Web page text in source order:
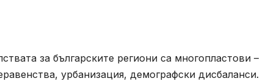
за българските региони са многопластови –
урбанизация, демографски дисбаланси.